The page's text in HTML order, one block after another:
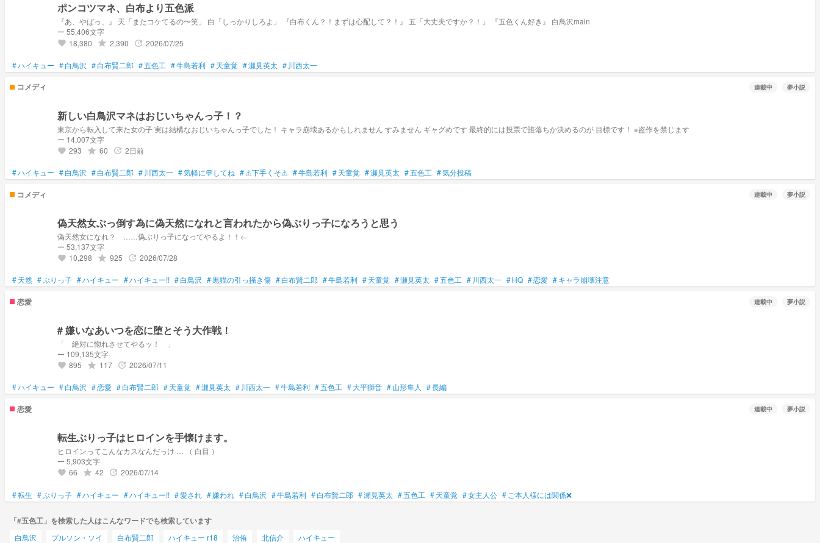
ポンコツマネ、白布より五色派
『あ、やばっ、』 天「またコケてるの〜笑」 白「しっかりしろよ」 『白布くん？！まずは心配して？！』 五「大丈夫ですか？！」 『五色くん好き』 白鳥沢main
ー 55,406文字
favorite 18,380 grade 2,390 update 2026/07/25
#ハイキュー #白鳥沢 #白布賢二郎 #五色工 #牛島若利 #天童覚 #瀬見英太 # 川西太一
コメディ 連載中 夢小説
新しい白鳥沢マネはおじいちゃんっ子！？
東京から転入して来た女の子 実は結構なおじいちゃんっ子でした！ キャラ崩壊あるかもしれません すみません ギャグめです 最終的には投票で誰落ちか決めるのが 目標です！ ※盗作を禁じます
ー 14,007文字
favorite 293 grade 60 update 2日前
#ハイキュー #白鳥沢 #白布賢二郎 # 川西太一 #気軽に💬してね #⚠下手くそ⚠ #牛島若利 #天童覚 #瀬見英太 #五色工 #気分投稿
コメディ 連載中 夢小説
偽天然女ぶっ倒す為に偽天然になれと言われたから偽ぶりっ子になろうと思う
偽天然女になれ？ ……偽ぶりっ子になってやるよ！！←
ー 53,137文字
favorite 10,298 grade 925 update 2026/07/28
#天然 #ぶりっ子 #ハイキュー #ハイキュー!! #白鳥沢 #黒猫の引っ掻き傷 #白布賢二郎 #牛島若利 #天童覚 #瀬見英太 #五色工 # 川西太一 #HQ #恋愛 #キャラ崩壊注意
恋愛 連載中 夢小説
# 嫌いなあいつを恋に堕とそう大作戦！
「 絶対に惚れさせてやるッ！ 」
ー 109,135文字
favorite 895 grade 117 update 2026/07/11
#ハイキュー #白鳥沢 #恋愛 #白布賢二郎 #天童覚 #瀬見英太 # 川西太一 #牛島若利 #五色工 #大平獅音 #山形隼人 #長編
恋愛 連載中 夢小説
転生ぶりっ子はヒロインを手懐けます。
ヒロインってこんなカスなんだっけ … （ 白目 ）
ー 5,903文字
favorite 66 grade 42 update 2026/07/14
#転生 #ぶりっ子 #ハイキュー #ハイキュー!! #愛され #嫌われ #白鳥沢 #牛島若利 #白布賢二郎 #瀬見英太 #五色工 #天童覚 #女主人公 # ご本人様には関係❌
「#五色工」を検索した人はこんなワードでも検索しています
白鳥沢 プルソン・ソイ 白布賢二郎 ハイキュー r18 治侑 北信介 ハイキュー